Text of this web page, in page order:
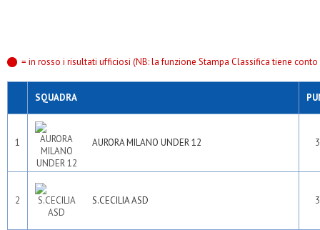
= in rosso i risultati ufficiosi (NB: la funzione Stampa Classifica tiene
SQUADRA
1 AURORA MILANO UNDER 12
2 S.CECILIA ASD